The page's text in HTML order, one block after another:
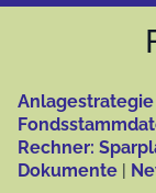
Anlagestrategie
Rechner:
Dokumente |